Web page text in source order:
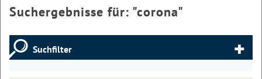
Suchergebnisse für: "corona"
Suchfilter